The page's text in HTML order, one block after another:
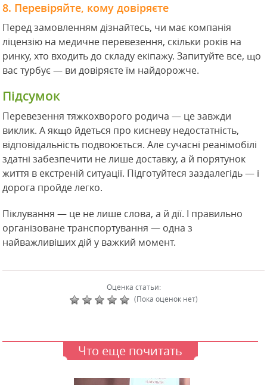
8. Перевіряйте, кому довіряєте
Перед замовленням дізнайтесь, чи має компанія
ліцензію на медичне перевезення, скільки років на
ринку, хто входить до складу екіпажу. Запитуйте все, що
вас турбує — ви довіряєте їм найдорожче.
Підсумок
Перевезення тяжкохворого родича — це завжди
виклик. А якщо йдеться про кисневу недостатність,
відповідальність подвоюється. Але сучасні реанімобілі
здатні забезпечити не лише доставку, а й порятунок
життя в екстреній ситуації. Підготуйтеся заздалегідь — і
дорога пройде легко.
Піклування — це не лише слова, а й дії. І правильно
організоване транспортування — одна з
найважливіших дій у важкий момент.
Оценка статьи:
(Пока оценок нет)
Что еще почитать